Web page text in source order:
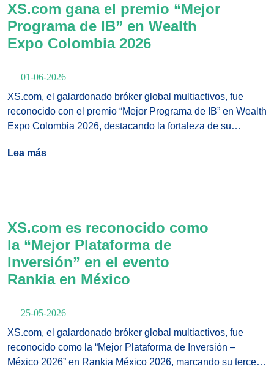
XS.com gana el premio “Mejor
Programa de IB” en Wealth
Expo Colombia 2026
01-06-2026
XS.com, el galardonado bróker global multiactivos, fue
reconocido con el premio “Mejor Programa de IB” en Wealth
Expo Colombia 2026, destacando la fortaleza de su
red de socios.
Lea más
XS.com es reconocido como
la “Mejor Plataforma de
Inversión” en el evento
Rankia en México
25-05-2026
XS.com, el galardonado bróker global multiactivos, fue
reconocido como la “Mejor Plataforma de Inversión –
México 2026” en Rankia México 2026, marcando su tercer